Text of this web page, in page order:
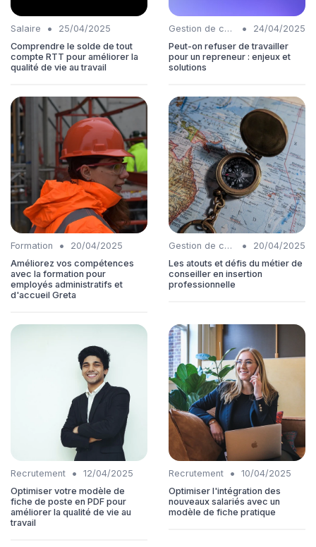
Salaire •
25/04/2025
Comprendre le solde de tout
compte RTT pour améliorer la
qualité de vie au travail
Gestion de carrière •
24/04/2025
Peut-on refuser de travailler
pour un repreneur : enjeux et
solutions
Formation •
20/04/2025
Améliorez vos compétences
avec la formation pour
employés administratifs et
d'accueil Greta
Gestion de carrière •
20/04/2025
Les atouts et défis du métier de
conseiller en insertion
professionnelle
Recrutement •
12/04/2025
Optimiser votre modèle de
fiche de poste en PDF pour
améliorer la qualité de vie au
travail
Recrutement •
10/04/2025
Optimiser l'intégration des
nouveaux salariés avec un
modèle de fiche pratique